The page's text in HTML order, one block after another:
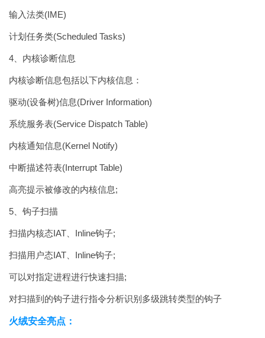
输入法类(IME)
计划任务类(Scheduled Tasks)
4、内核诊断信息
内核诊断信息包括以下内核信息：
驱动(设备树)信息(Driver Information)
系统服务表(Service Dispatch Table)
内核通知信息(Kernel Notify)
中断描述符表(Interrupt Table)
高亮提示被修改的内核信息;
5、钩子扫描
扫描内核态IAT、Inline钩子;
扫描用户态IAT、Inline钩子;
可以对指定进程进行快速扫描;
对扫描到的钩子进行指令分析识别多级跳转类型的钩子
火绒安全亮点：